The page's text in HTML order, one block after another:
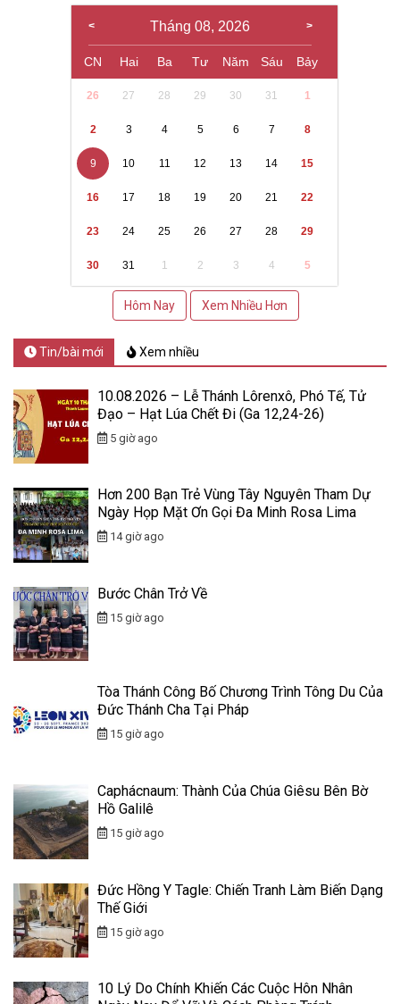
Tháng 08, 2026
CN Hai Ba Tư Năm Sáu Bảy
26 27 28 29 30 31 1
2 3 4 5 6 7 8
9 10 11 12 13 14 15
16 17 18 19 20 21 22
23 24 25 26 27 28 29
30 31 1 2 3 4 5
Hôm Nay Xem Nhiều Hơn
Tin/bài mới Xem nhiều
10.08.2026 – Lễ Thánh Lôrenxô, Phó Tế, Tử
Đạo – Hạt Lúa Chết Đi (Ga 12,24-26)
5 giờ ago
Hơn 200 Bạn Trẻ Vùng Tây Nguyên Tham Dự
Ngày Họp Mặt Ơn Gọi Đa Minh Rosa Lima
14 giờ ago
Bước Chân Trở Về
15 giờ ago
Tòa Thánh Công Bố Chương Trình Tông Du Của
Đức Thánh Cha Tại Pháp
15 giờ ago
Caphácnaum: Thành Của Chúa Giêsu Bên Bờ
Hồ Galilê
15 giờ ago
Đức Hồng Y Tagle: Chiến Tranh Làm Biến Dạng
Thế Giới
15 giờ ago
10 Lý Do Chính Khiến Các Cuộc Hôn Nhân